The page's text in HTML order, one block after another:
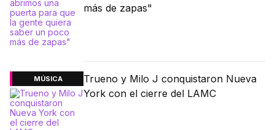
más de zapas"
MÚSICA
Trueno y Milo J conquistaron Nueva
York con el cierre del LAMC